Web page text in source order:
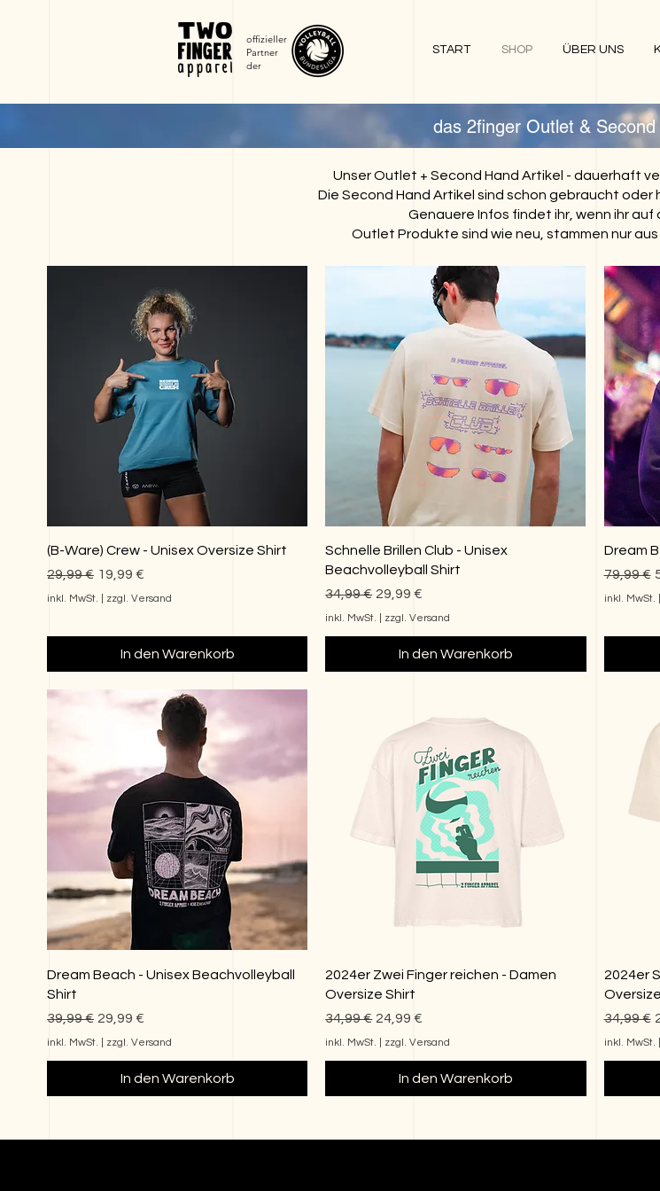
offizieller
Partner
der
START SHOP ÜBER UNS
das 2finger Outlet &
Unser Outlet + Second Hand Artikel - dauerhaft
Die Second Hand Artikel sind schon gebraucht oder
Genauere Infos findet ihr, wenn ihr auf
Outlet Produkte sind wie neu, stammen nur
(B-Ware) Crew - Unisex Oversize Shirt
Standardpreis
29,99 € Sale-Preis
19,99 €
inkl. MwSt. zzgl. Versand
In den Warenkorb
Schnelle Brillen Club - Unisex
Beachvolleyball Shirt
Standardpreis
34,99 € Sale-Preis
29,99 €
inkl. MwSt. zzgl. Versand
In den Warenkorb
Dream
79,99 €
inkl. MwSt.
Dream Beach - Unisex Beachvolleyball
Shirt
Standardpreis
39,99 € Sale-Preis
29,99 €
inkl. MwSt. zzgl. Versand
In den Warenkorb
2024er Zwei Finger reichen - Damen
Oversize Shirt
Standardpreis
34,99 € Sale-Preis
24,99 €
inkl. MwSt. zzgl. Versand
In den Warenkorb
2024er
34,99 €
inkl. MwSt.